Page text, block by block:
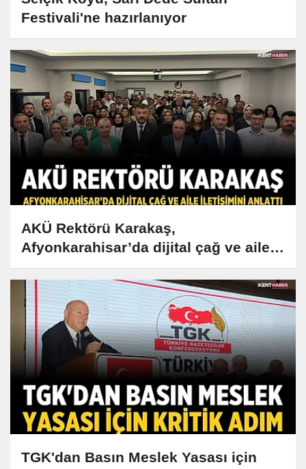
Festivali'ne hazırlanıyor
AKÜ Rektörü Karakaş,
Afyonkarahisar’da dijital çağ ve aile
iletişimini anlattı
TGK'dan Basın Meslek Yasası için